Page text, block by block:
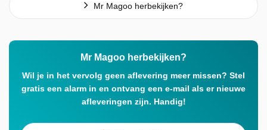
Mr Magoo herbekijken?
Mr Magoo herbekijken?
Wil je in het vervolg geen aflevering meer missen? Stel
gratis een alarm in en ontvang een e-mail als er nieuwe
afleveringen zijn. Handig!